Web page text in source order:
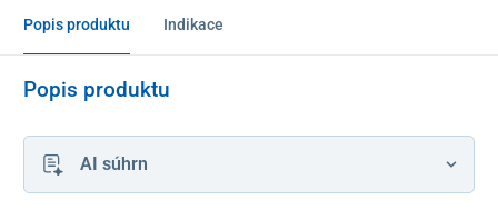
Popis produktu Indikace
Popis produktu
AI súhrn